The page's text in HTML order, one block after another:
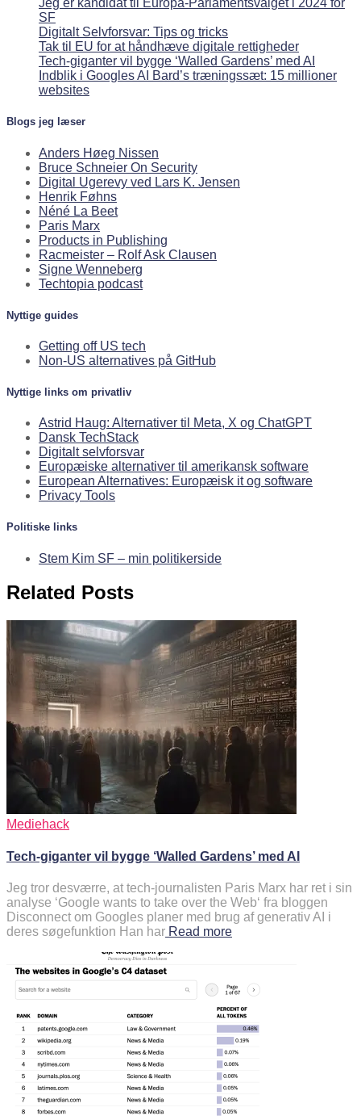
Jeg er kandidat til Europa-Parlamentsvalget i 2024 for
SF
Digitalt Selvforsvar: Tips og tricks
Tak til EU for at håndhæve digitale rettigheder
Tech-giganter vil bygge ‘Walled Gardens’ med AI
Indblik i Googles AI Bard’s træningssæt: 15 millioner
websites
Blogs jeg læser
Anders Høeg Nissen
Bruce Schneier On Security
Digital Ugerevy ved Lars K. Jensen
Henrik Føhns
Néné La Beet
Paris Marx
Products in Publishing
Racmeister – Rolf Ask Clausen
Signe Wenneberg
Techtopia podcast
Nyttige guides
Getting off US tech
Non-US alternatives på GitHub
Nyttige links om privatliv
Astrid Haug: Alternativer til Meta, X og ChatGPT
Dansk TechStack
Digitalt selvforsvar
Europæiske alternativer til amerikansk software
European Alternatives: Europæisk it og software
Privacy Tools
Politiske links
Stem Kim SF – min politikerside
Related Posts
Mediehack
Tech-giganter vil bygge ‘Walled Gardens’ med AI
Jeg tror desværre, at tech-journalisten Paris Marx har ret i sin
analyse ‘Google wants to take over the Web‘ fra bloggen
Disconnect om Googles planer med brug af generativ AI i
deres søgefunktion Han har Read more